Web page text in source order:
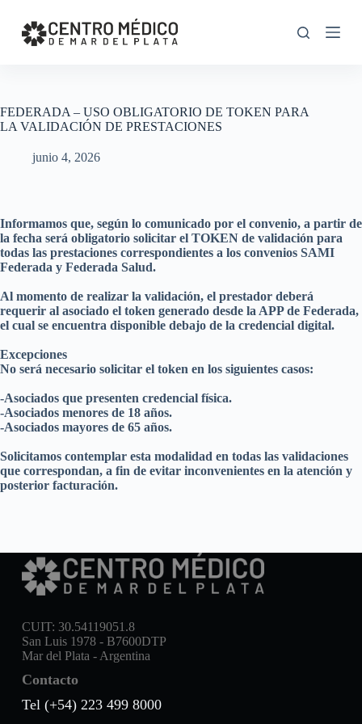
k
o
n
FEDERADA – USO OBLIGATORIO DE TOKEN PARA
LA VALIDACIÓN DE PRESTACIONES
junio 4, 2026
Informamos que, según lo comunicado por el convenio, a partir de
la fecha será obligatorio solicitar el TOKEN de validación para
todas las prestaciones correspondientes a los convenios SAMI
Federada y Federada Salud.
Al momento de realizar la validación, el prestador deberá
requerir al asociado el token generado desde la APP de Federada,
el cual se encuentra disponible debajo de la credencial digital.
Excepciones
No será necesario solicitar el token en los siguientes casos:
-Asociados que presenten credencial física.
-Asociados menores de 18 años.
-Asociados mayores de 65 años.
Solicitamos contemplar esta modalidad en todas las validaciones
que correspondan, a fin de evitar inconvenientes en la atención y
posterior facturación.
CUIT: 30.54119051.8
San Luis 1978 - B7600DTP
Mar del Plata - Argentina
Contacto
Tel (+54) 223 499 8000